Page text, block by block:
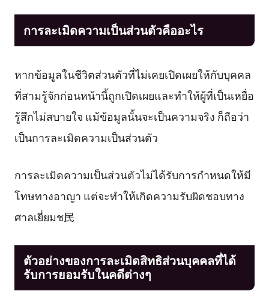
การละเมิดความเป็นส่วนตัวคืออะไร
หากข้อมูลในชีวิตส่วนตัวที่ไม่เคยเปิดเผยให้กับบุคคล
ที่สามรู้จักก่อนหน้านี้ถูกเปิดเผยและทำให้ผู้ที่เป็นเหยื่อ
รู้สึกไม่สบายใจ แม้ข้อมูลนั้นจะเป็นความจริง ก็ถือว่า
เป็นการละเมิดความเป็นส่วนตัว
การละเมิดความเป็นส่วนตัวไม่ได้รับการกำหนดให้มี
โทษทางอาญา แต่จะทำให้เกิดความรับผิดชอบทาง
ศาลเยี่ยมช民
ตัวอย่างของการละเมิดสิทธิส่วนบุคคลที่ได้
รับการยอมรับในคดีต่างๆ